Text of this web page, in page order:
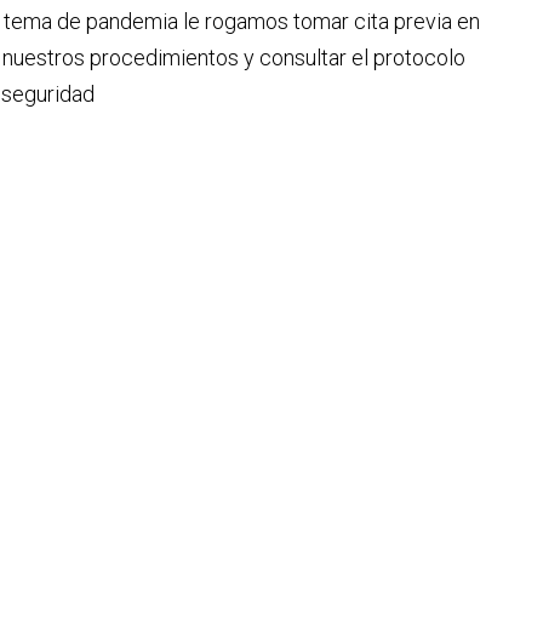
de pandemia le rogamos tomar cita previa en
procedimientos y consultar el protocolo